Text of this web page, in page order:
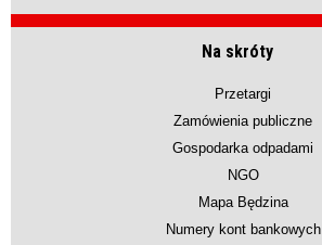
Na skróty
Przetargi
Zamówienia publiczne
Gospodarka odpadami
NGO
Mapa Będzina
Numery kont bankowych